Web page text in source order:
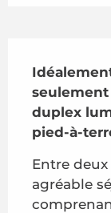
seulement
duplex
pied-à-
Entre
agréable